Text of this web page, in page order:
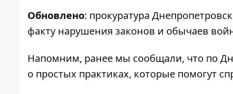
Обновлено: прокуратура
факту нарушения законов и обычаев
Напомним, ранее мы сообщали, что по
о простых практиках, которые помогут